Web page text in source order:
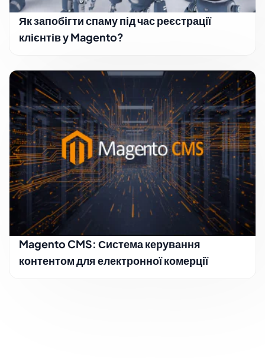
Як запобігти спаму під час реєстрації
клієнтів у Magento?
Magento CMS: Система керування
контентом для електронної комерції